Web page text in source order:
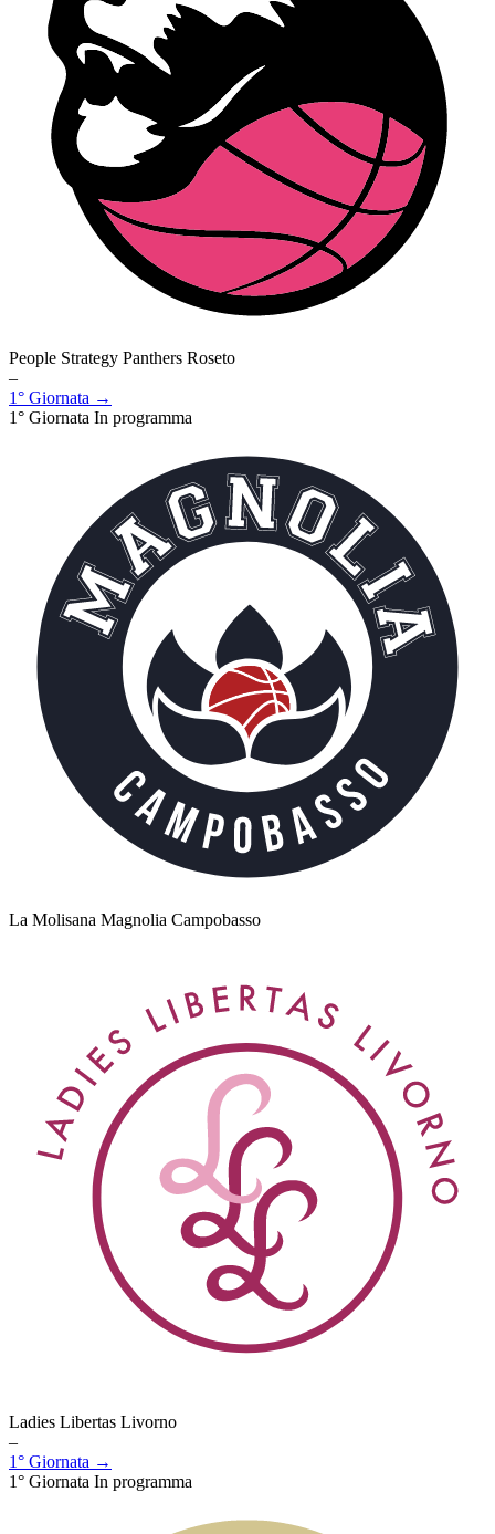
People Strategy Panthers Roseto
–
1° Giornata →
1° Giornata In programma
La Molisana Magnolia Campobasso
Ladies Libertas Livorno
–
1° Giornata →
1° Giornata In programma